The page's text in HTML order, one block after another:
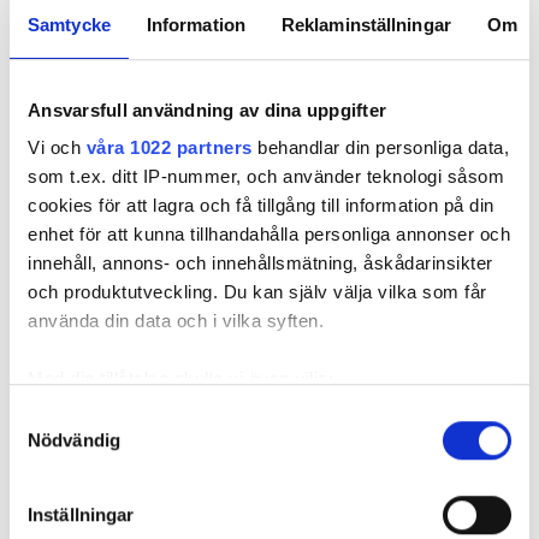
Samtycke Information Reklaminställningar Om
Ansvarsfull användning av dina uppgifter
Vi och våra 1022 partners behandlar din personliga data,
som t.ex. ditt IP-nummer, och använder teknologi såsom
cookies för att lagra och få tillgång till information på din
enhet för att kunna tillhandahålla personliga annonser och
innehåll, annons- och innehållsmätning, åskådarinsikter
och produktutveckling. Du kan själv välja vilka som får
använda din data och i vilka syften.
som kan ha en noggrannhet på upp till flera meter
Ta reda på mer om hur dina personliga uppgifter
Nödvändig
Inställningar
LÄS OCKSÅ:
BRÅKAR NU”
SVAR:Jag tycker att det är bättre att ha en
luftvattenvärmepump enbart för poolen. Den
jobbar med högre temperatur och då blir
värmefaktorn högre.
Låter man bergvärmen värma poolen tar man
troligen ut för mycket energi ur hålet och det kan
Roland Jonsson, senior energikonsult
EXPERTFRÅGOR